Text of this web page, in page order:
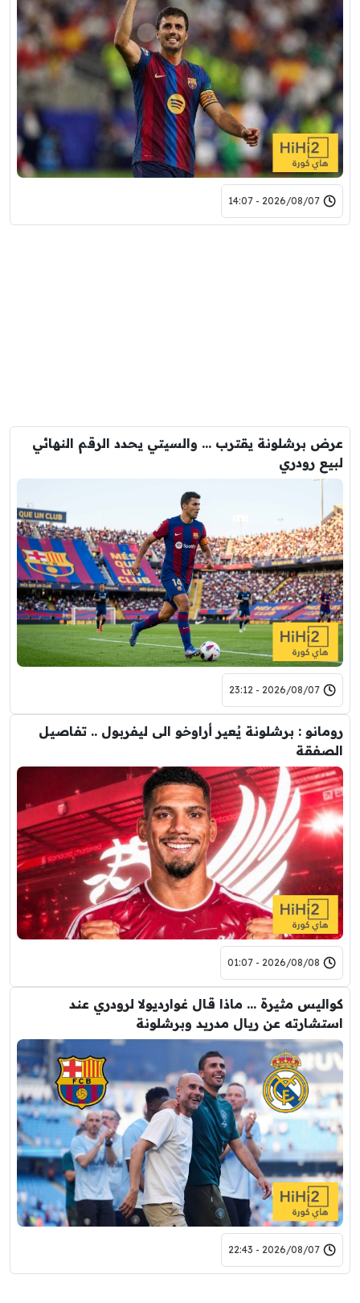
2026/08/07 - 14:07
عرض برشلونة يقترب … والسيتي يحدد الرقم النهائي
لبيع رودري
2026/08/07 - 23:12
رومانو : برشلونة يُعير أراوخو الى ليفربول .. تفاصيل
الصفقة
2026/08/08 - 01:07
كواليس مثيرة … ماذا قال غوارديولا لرودري عند
استشارته عن ريال مدريد وبرشلونة
2026/08/07 - 22:43